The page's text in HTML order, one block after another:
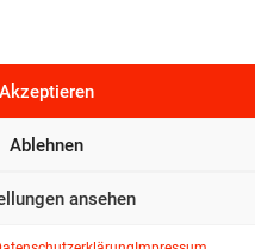
Akzeptieren
Ablehnen
ansehen